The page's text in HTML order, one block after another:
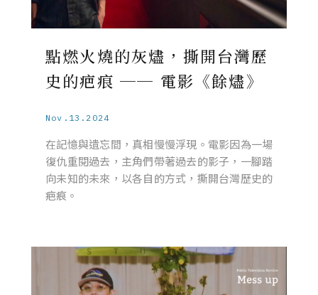
點燃火燒的灰燼，撕開台灣歷
史的疤痕 ── 電影《餘燼》
Nov.13.2024
在記憶與遺忘間，真相慢慢浮現。電影因為一場
復仇重閱過去，主角們帶著過去的影子，一腳踏
向未知的未來，以各自的方式，撕開台灣歷史的
疤痕。